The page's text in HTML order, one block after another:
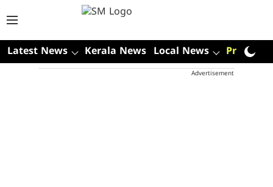
Latest News Kerala News Local News Premium
Advertisement